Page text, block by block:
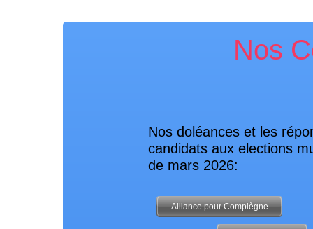
Alliance pour Compiègne
Nos doléances et les
candidats aux elections
de mars 2026:
Nos